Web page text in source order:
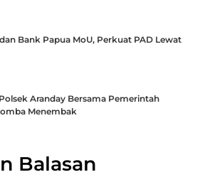
Bank Papua MoU, Perkuat PAD Lewat
Aranday Bersama Pemerintah
Menembak
Balasan